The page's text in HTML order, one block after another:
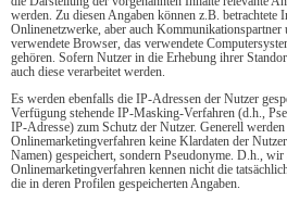
werden. Zu diesen Angaben können z.B. betrachtete
Onlinenetzwerke, aber auch Kommunikationspartner
verwendete Browser, das verwendete
gehören. Sofern Nutzer in die Erhebung ihrer
auch diese verarbeitet werden.
Es werden ebenfalls die IP-Adressen der Nutzer
Verfügung stehende IP-Masking-Verfahren (d.h.,
IP-Adresse) zum Schutz der Nutzer. Generell
Onlinemarketingverfahren keine Klardaten der
Namen) gespeichert, sondern Pseudonyme. D.h.,
Onlinemarketingverfahren kennen nicht die
die in deren Profilen gespeicherten Angaben.